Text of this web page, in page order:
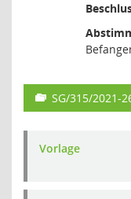
SG/315/2021-
Vorlage